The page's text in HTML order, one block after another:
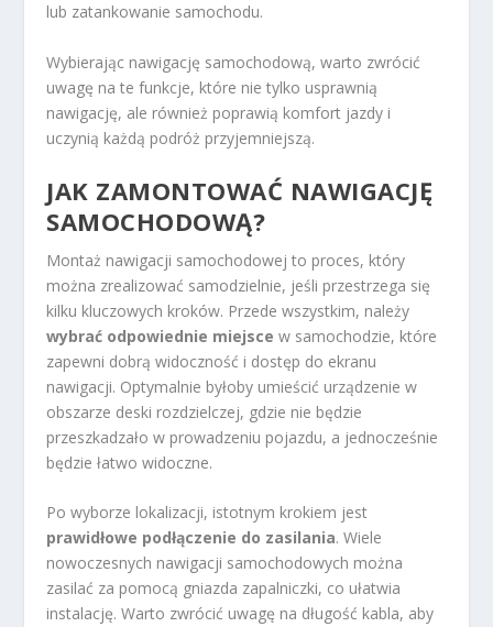
lub zatankowanie samochodu.
Wybierając nawigację samochodową, warto zwrócić
uwagę na te funkcje, które nie tylko usprawnią
nawigację, ale również poprawią komfort jazdy i
uczynią każdą podróż przyjemniejszą.
JAK ZAMONTOWAĆ NAWIGACJĘ
SAMOCHODOWĄ?
Montaż nawigacji samochodowej to proces, który
można zrealizować samodzielnie, jeśli przestrzega się
kilku kluczowych kroków. Przede wszystkim, należy
wybrać odpowiednie miejsce w samochodzie, które
zapewni dobrą widoczność i dostęp do ekranu
nawigacji. Optymalnie byłoby umieścić urządzenie w
obszarze deski rozdzielczej, gdzie nie będzie
przeszkadzało w prowadzeniu pojazdu, a jednocześnie
będzie łatwo widoczne.
Po wyborze lokalizacji, istotnym krokiem jest
prawidłowe podłączenie do zasilania. Wiele
nowoczesnych nawigacji samochodowych można
zasilać za pomocą gniazda zapalniczki, co ułatwia
instalację. Warto zwrócić uwagę na długość kabla, aby